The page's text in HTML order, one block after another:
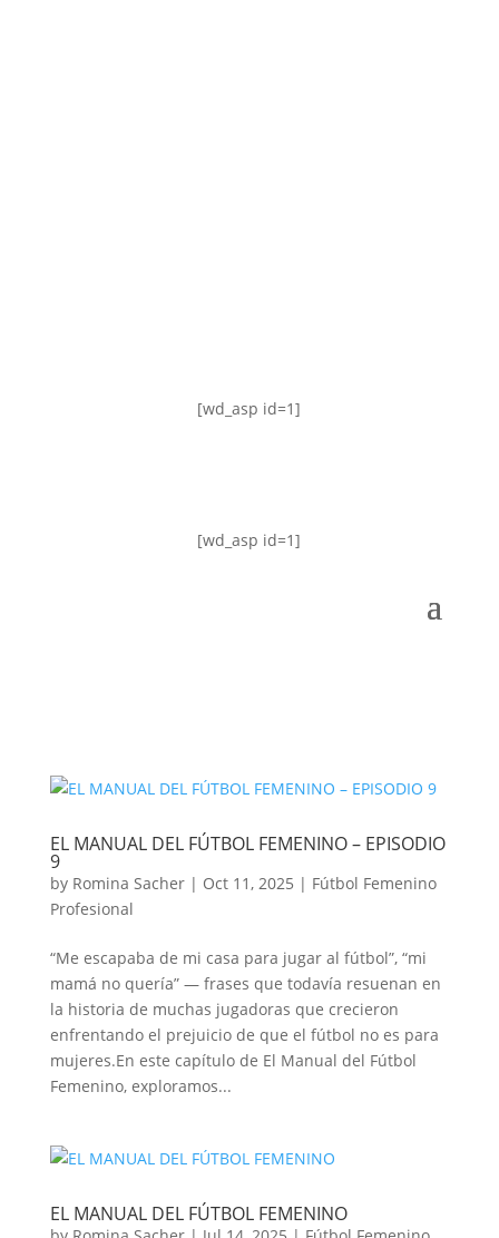
[wd_asp id=1]
[wd_asp id=1]
EL MANUAL DEL FÚTBOL FEMENINO – EPISODIO
9
by Romina Sacher| Oct 11, 2025 | Fútbol Femenino
Profesional
“Me escapaba de mi casa para jugar al fútbol”, “mi
mamá no quería” — frases que todavía resuenan en
la historia de muchas jugadoras que crecieron
enfrentando el prejuicio de que el fútbol no es para
mujeres.En este capítulo de El Manual del Fútbol
Femenino, exploramos...
EL MANUAL DEL FÚTBOL FEMENINO